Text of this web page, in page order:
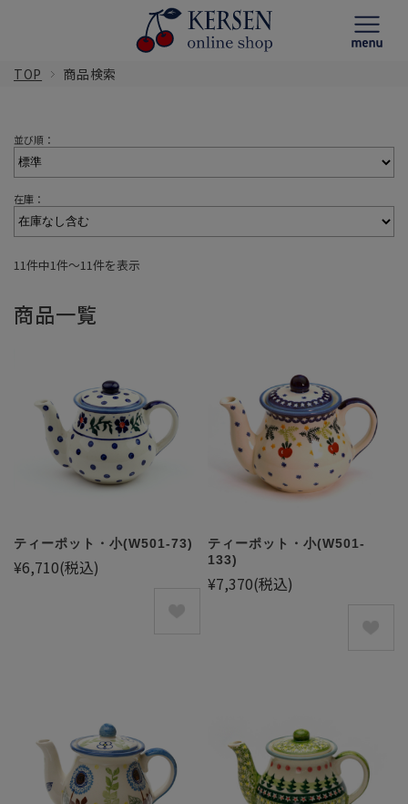
TOP 商品検索
並び順：
在庫：
11件中1件〜11件を表示
商品一覧
ティーポット・小(W501-73)
¥6,710(税込)
ティーポット・小(W501-
133)
¥7,370(税込)